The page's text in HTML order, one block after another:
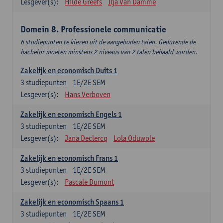
Domein 8. Professionele communicatie
6 studiepunten te kiezen uit de aangeboden talen. Gedurende de
bachelor moeten minstens 2 niveaus van 2 talen behaald worden.
Zakelijk en economisch Duits 1
1E/2E SEM
3 studiepunten
Lesgever(s):
Hans Verboven
Zakelijk en economisch Engels 1
1E/2E SEM
3 studiepunten
Lesgever(s):
Jana Declercq Lola Oduwole
Zakelijk en economisch Frans 1
1E/2E SEM
3 studiepunten
Lesgever(s):
Pascale Dumont
Zakelijk en economisch Spaans 1
1E/2E SEM
3 studiepunten